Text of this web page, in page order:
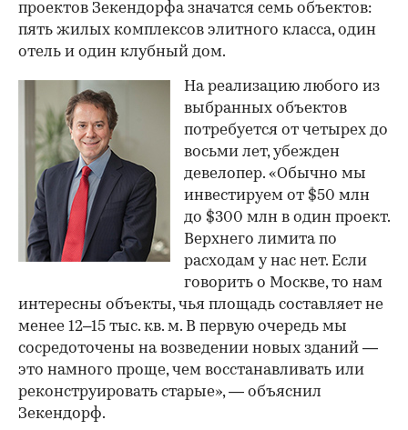
проектов Зекендорфа значатся семь объектов:
пять жилых комплексов элитного класса, один
отель и один клубный дом.
На реализацию любого из
выбранных объектов
потребуется от четырех до
восьми лет, убежден
девелопер. «Обычно мы
инвестируем от $50 млн
до $300 млн в один проект.
Верхнего лимита по
расходам у нас нет. Если
говорить о Москве, то нам
интересны объекты, чья площадь составляет не
менее 12–15 тыс. кв. м. В первую очередь мы
сосредоточены на возведении новых зданий —
это намного проще, чем восстанавливать или
реконструировать старые», — объяснил
Зекендорф.